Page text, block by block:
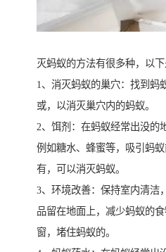
灭蚂蚁的方法有很多种，以下
1、消灭蚂蚁的巢穴：找到蚂
或，以消灭巢穴内的蚂蚁。
2、饵剂：在蚂蚁经常出没的
例如糖水、蜂蜜等，吸引蚂
有，可以消灭蚂蚁。
3、环境改善：保持室内清洁
品留在地面上，减少蚂蚁的食
窗，堵住蚂蚁的。